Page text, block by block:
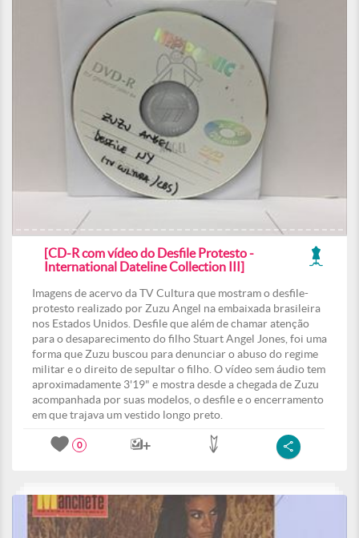
[CD-R com vídeo do Desfile Protesto -
International Dateline Collection III]
Imagens de acervo da TV Cultura que mostram o desfile-
protesto realizado por Zuzu Angel na embaixada brasileira
nos Estados Unidos. Desfile que além de chamar atenção
para o desaparecimento do filho Stuart Angel Jones, foi uma
forma que Zuzu buscou para denunciar o abuso do regime
militar e o direito de sepultar o filho. O vídeo sem áudio tem
aproximadamente 3'19" e mostra desde a chegada de Zuzu
acompanhada por suas modelos, o desfile e o encerramento
em que trajava um vestido longo preto.
0